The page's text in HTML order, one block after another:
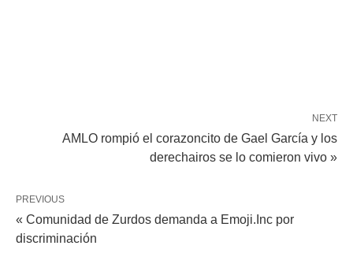
NEXT
AMLO rompió el corazoncito de Gael García y los
derechairos se lo comieron vivo »
PREVIOUS
« Comunidad de Zurdos demanda a Emoji.Inc por
discriminación